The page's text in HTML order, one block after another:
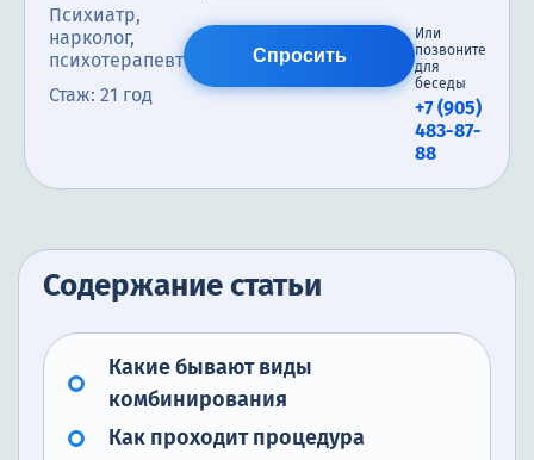
Психиатр,
нарколог,
психотерапевт
Стаж: 21 год
Спросить
Или
позвоните
для
беседы
+7 (905)
483-87-
88
Содержание статьи
Какие бывают виды
комбинирования
Как проходит процедура